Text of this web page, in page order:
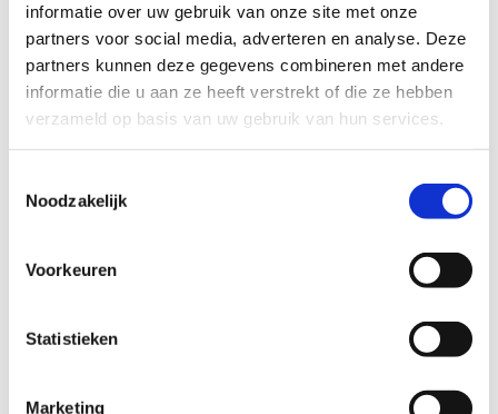
informatie over uw gebruik van onze site met onze
partners voor social media, adverteren en analyse. Deze
partners kunnen deze gegevens combineren met andere
informatie die u aan ze heeft verstrekt of die ze hebben
verzameld op basis van uw gebruik van hun services.
Noodzakelijk
Voorkeuren
Statistieken
Marketing
Profiel steungezin
Buurtgezinnen.nl is op zoek naar:
jongen wekelijks terecht kan
Met een leeftijdsgenootje tussen de 5 en
Voor 1 dagdeel in het weekend
aan als
via onze website of bel voor meer